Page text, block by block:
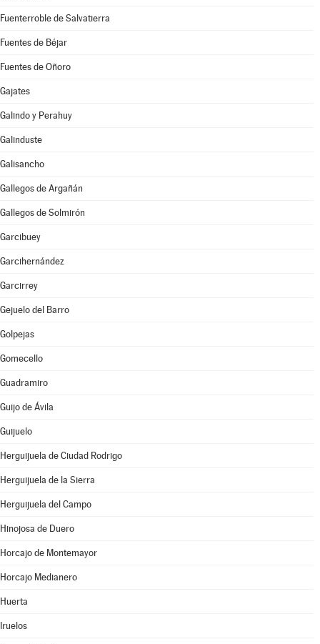
Fuenterroble de Salvatierra
Fuentes de Béjar
Fuentes de Oñoro
Gajates
Galindo y Perahuy
Galinduste
Galisancho
Gallegos de Argañán
Gallegos de Solmirón
Garcibuey
Garcihernández
Garcirrey
Gejuelo del Barro
Golpejas
Gomecello
Guadramiro
Guijo de Ávila
Guijuelo
Herguijuela de Ciudad Rodrigo
Herguijuela de la Sierra
Herguijuela del Campo
Hinojosa de Duero
Horcajo de Montemayor
Horcajo Medianero
Huerta
Iruelos